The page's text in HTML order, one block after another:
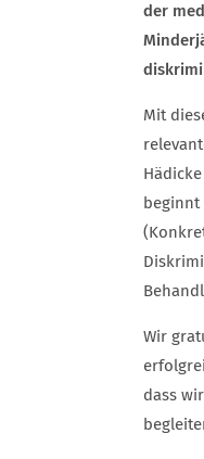
der
Mit
beginnt
Wir
dass